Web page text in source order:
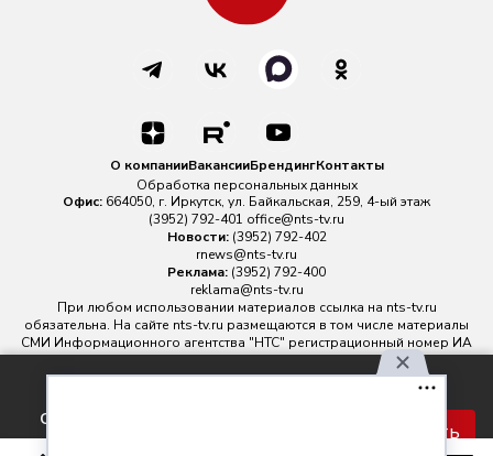
соглашаетесь с правилами
Принять
О компанииВакансииБрендингКонтакты
Обработка персональных данных
Офис: 664050, г. Иркутск, ул. Байкальская, 259, 4-ый этаж
(3952) 792-401 office@nts-tv.ru
Новости: (3952) 792-402
rnews@nts-tv.ru
Реклама: (3952) 792-400
reklama@nts-tv.ru
При любом использовании материалов ссылка на nts-tv.ru
обязательна. На сайте nts-tv.ru размещаются в том числе материалы
СМИ Информационного агентства "НТС" регистрационный номер ИА
№ ФС 77 - 88763 зарегистрировано Федеральной службой по
надзору в сфере связи, информационных технологий и массовых
Главный редактор ИА "НТС" Иштулкин Евгений Александрович
16+